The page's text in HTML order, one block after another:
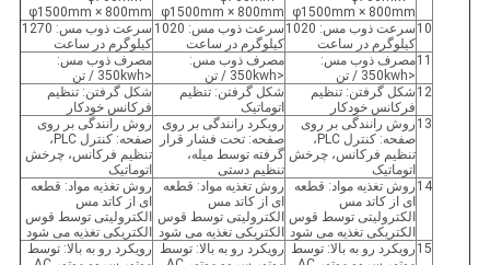
φ1500mm × 800mm
φ1500mm × 800mm
φ1500mm × 800mm
10
سرعت ذوب مس: 1020
کیلوگرم در ساعت
سرعت ذوب مس: 1020
کیلوگرم در ساعت
سرعت ذوب مس: 1270
کیلوگرم در ساعت
11مصرف ذوب مس:
<350kwh / تن
مصرف ذوب مس:
<350kwh / تن
مصرف ذوب مس:
<350kwh / تن
12 شکل گرفتن: تنظیم
فرکانس خودکار
شکل گرفتن: تنظیم
اتوماتیک
شکل گرفتن: تنظیم
فرکانس خودکار
13 روش رانندگی بر روی
صفحه: کنترل PLC،
تنظیم فرکانس، چرخش
اتوماتیک
رویکرد رانندگی بر روی
صفحه: تحت فشار قرار
گرفته توسط میله،
تنظیم دستی
روش رانندگی بر روی
صفحه: کنترل PLC،
تنظیم فرکانس، چرخش
اتوماتیک
14 روش تغذیه مواد: قطعه
ای از کاتد مس
الکترولیتی توسط قوس
الکتریکی تغذیه می شود
روش تغذیه مواد: قطعه
ای از کاتد مس
الکترولیتی توسط قوس
الکتریکی تغذیه می شود
روش تغذیه مواد: قطعه
ای از کاتد مس
الکترولیتی توسط قوس
الکتریکی تغذیه می شود
15 رویکرد رو به بالا: توسط رویکرد رو به بالا: توسط رویکرد رو به بالا: توسط